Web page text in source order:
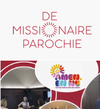
naar
inhoud
gaan